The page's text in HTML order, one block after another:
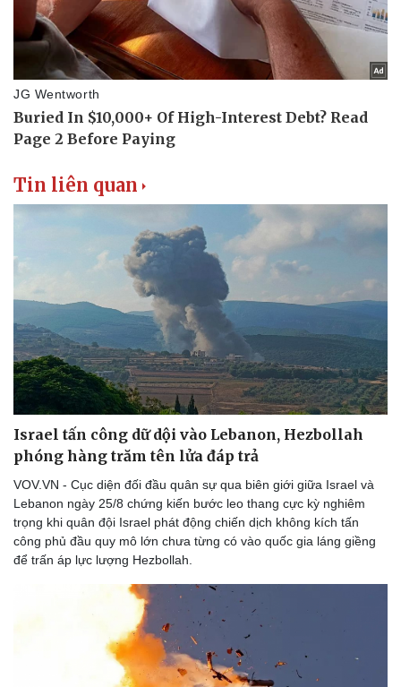
Tin liên quan
Israel tấn công dữ dội vào Lebanon, Hezbollah
phóng hàng trăm tên lửa đáp trả
VOV.VN - Cục diện đối đầu quân sự qua biên giới giữa Israel và
Lebanon ngày 25/8 chứng kiến bước leo thang cực kỳ nghiêm
trọng khi quân đội Israel phát động chiến dịch không kích tấn
công phủ đầu quy mô lớn chưa từng có vào quốc gia láng giềng
để trấn áp lực lượng Hezbollah.